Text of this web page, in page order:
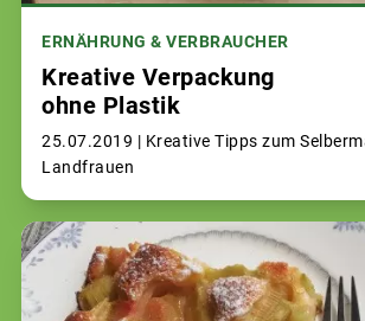
ERNÄHRUNG & VERBRAUCHER
Kreative Verpackung
ohne Plastik
25.07.2019 | Kreative Tipps zum
Landfrauen